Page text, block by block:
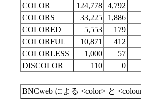
COLOR
124,778 4,792
COLORS
33,225 1,886
COLORED
5,553 179
COLORFUL
10,871 412
COLORLESS
1,000 57
DISCOLOR
110 0
BNCweb による <color> と